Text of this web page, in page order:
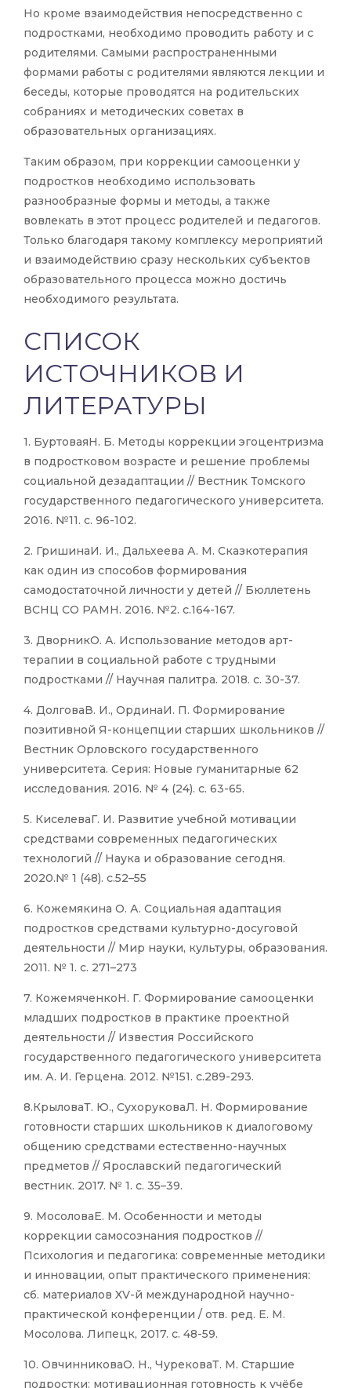
Но кроме взаимодействия непосредственно с
подростками, необходимо проводить работу и с
родителями. Самыми распространенными
формами работы с родителями являются лекции и
беседы, которые проводятся на родительских
собраниях и методических советах в
образовательных организациях.
Таким образом, при коррекции самооценки у
подростков необходимо использовать
разнообразные формы и методы, а также
вовлекать в этот процесс родителей и педагогов.
Только благодаря такому комплексу мероприятий
и взаимодействию сразу нескольких субъектов
образовательного процесса можно достичь
необходимого результата.
СПИСОК
ИСТОЧНИКОВ И
ЛИТЕРАТУРЫ
1. БуртоваяН. Б. Методы коррекции эгоцентризма
в подростковом возрасте и решение проблемы
социальной дезадаптации // Вестник Томского
государственного педагогического университета.
2016. №11. с. 96-102.
2. ГришинаИ. И., Дальхеева А. М. Сказкотерапия
как один из способов формирования
самодостаточной личности у детей // Бюллетень
ВСНЦ СО РАМН. 2016. №2. с.164-167.
3. ДворникО. А. Использование методов арт-
терапии в социальной работе с трудными
подростками // Научная палитра. 2018. с. 30-37.
4. ДолговаВ. И., ОрдинаИ. П. Формирование
позитивной Я-концепции старших школьников //
Вестник Орловского государственного
университета. Серия: Новые гуманитарные 62
исследования. 2016. № 4 (24). с. 63-65.
5. КиселеваГ. И. Развитие учебной мотивации
средствами современных педагогических
технологий // Наука и образование сегодня.
2020.№ 1 (48). с.52–55
6. Кожемякина О. А. Социальная адаптация
подростков средствами культурно-досуговой
деятельности // Мир науки, культуры, образования.
2011. № 1. с. 271–273
7. КожемяченкоН. Г. Формирование самооценки
младших подростков в практике проектной
деятельности // Известия Российского
государственного педагогического университета
им. А. И. Герцена. 2012. №151. с.289-293.
8.КрыловаТ. Ю., СухоруковаЛ. Н. Формирование
готовности старших школьников к диалоговому
общению средствами естественно-научных
предметов // Ярославский педагогический
вестник. 2017. № 1. с. 35–39.
9. МосоловаЕ. М. Особенности и методы
коррекции самосознания подростков //
Психология и педагогика: современные методики
и инновации, опыт практического применения:
сб. материалов XV-й международной научно-
практической конференции / отв. ред. Е. М.
Мосолова. Липецк, 2017. с. 48-59.
10. ОвчинниковаО. Н., ЧурековаТ. М. Старшие
подростки: мотивационная готовность к учёбе